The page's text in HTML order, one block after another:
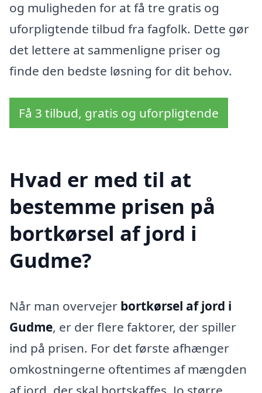
og muligheden for at få tre gratis og
uforpligtende tilbud fra fagfolk. Dette gør
det lettere at sammenligne priser og
finde den bedste løsning for dit behov.
Få 3 tilbud, gratis og uforpligtende
Hvad er med til at
bestemme prisen på
bortkørsel af jord i
Gudme?
Når man overvejer bortkørsel af jord i
Gudme, er der flere faktorer, der spiller
ind på prisen. For det første afhænger
omkostningerne oftentimes af mængden